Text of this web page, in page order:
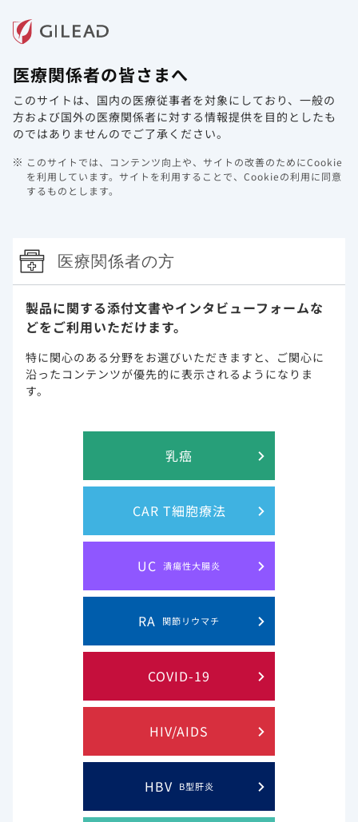
ホーム 製品情報
292-1249試験
タ、国際共同治験）
HIV-1/HBV重複感染の成人患者を対象とした、ゲンボイヤ配
合錠の有効性及び安全性試験
・Gilead社：社内資料 292-1249試験［承認時評価資料］
・Gallant J. et al.: J Acquir Immune Defic Syndr. 73 (3) :
〔利益相反〕本研究はGilead社の資金により実施された。
HIV-1に対するウイルス学的効果
有害事象/臨床検査値異常
試験概要
試験の概要は以下のとおりです。
医療関係者の皆さまへ
このサイトは、国内の医療従事者を対象にしており、 一般の
方および国外の医療関係者に対する情報提供を目的としたも
のではありませんのでご了承ください。
このサイトでは、コンテンツ向上や、サイトの改善のためにCookie
を利用しています。 サイトを利用することで、Cookieの利用に同意
するものとします。
医療関係者の方
製品に関する添付文書やインタビューフォームな
どをご利用いただけます。
特に関心のある分野をお選びいただきますと、 ご関心に
沿ったコンテンツが優先的に表示されるようになりま
す。
乳癌
CAR T細胞療法
UC 潰瘍性大腸炎
RA 関節リウマチ
COVID-19
HIV/AIDS
HBV B型肝炎